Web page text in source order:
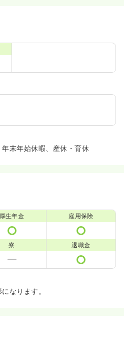
末年始休暇、産休・育休
厚生年金 雇用保険
寮 退職金
なります。